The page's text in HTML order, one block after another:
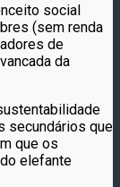
social
(sem renda
de
da
secundários que
que os
elefante